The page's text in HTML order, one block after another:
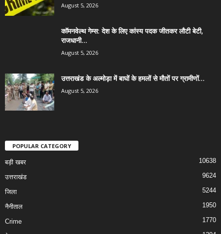
August 5, 2026
कॉमनवेल्थ गेम्स: देश के लिए कांस्य पदक जीतकर लौटी बेटी,
राजधानी...
August 5, 2026
उत्तराखंड के अल्मोड़ा में बाघों के हमलों से मौतों पर ग्रामीणों...
August 5, 2026
POPULAR CATEGORY
बड़ी खबर 10638
उत्तराखंड 9624
जिला 5244
नैनीताल 1950
Crime 1770